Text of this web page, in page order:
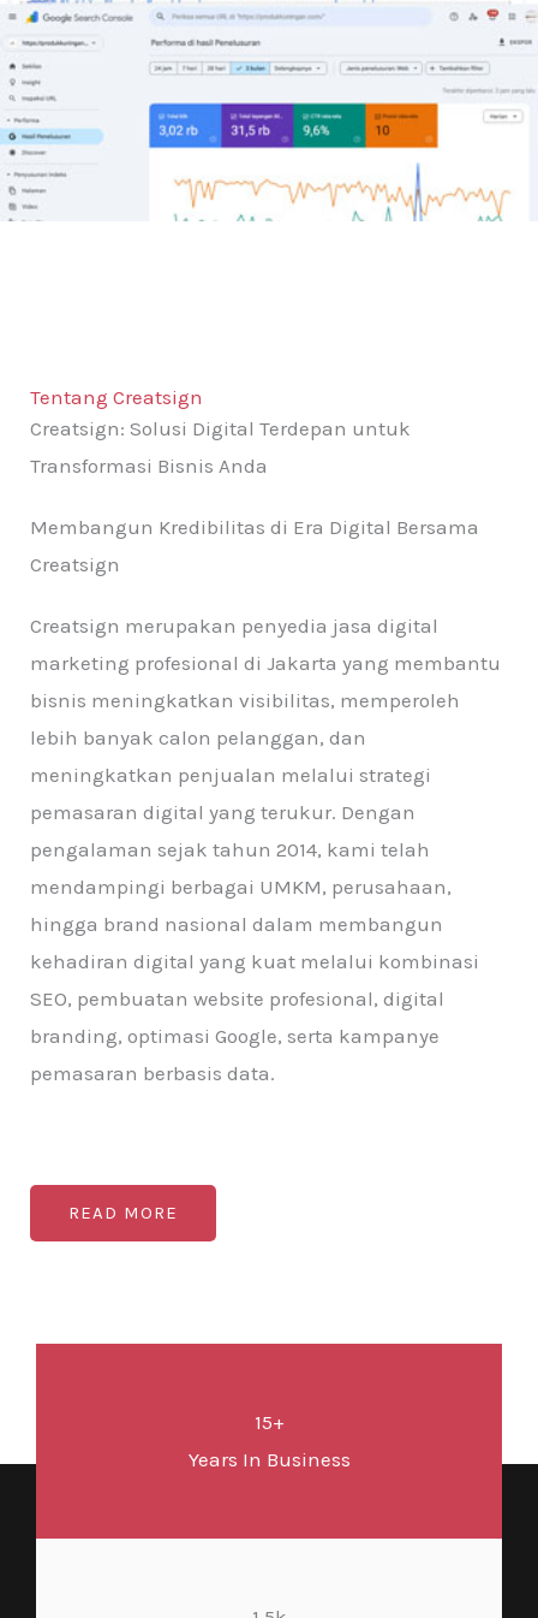
Tentang Creatsign
Creatsign: Solusi Digital Terdepan untuk
Transformasi Bisnis Anda
Membangun Kredibilitas di Era Digital Bersama
Creatsign
Creatsign merupakan penyedia jasa digital
marketing profesional di Jakarta yang membantu
bisnis meningkatkan visibilitas, memperoleh
lebih banyak calon pelanggan, dan
meningkatkan penjualan melalui strategi
pemasaran digital yang terukur. Dengan
pengalaman sejak tahun 2014, kami telah
mendampingi berbagai UMKM, perusahaan,
hingga brand nasional dalam membangun
kehadiran digital yang kuat melalui kombinasi
SEO, pembuatan website profesional, digital
branding, optimasi Google, serta kampanye
pemasaran berbasis data.
READ MORE
15+
Years In Business